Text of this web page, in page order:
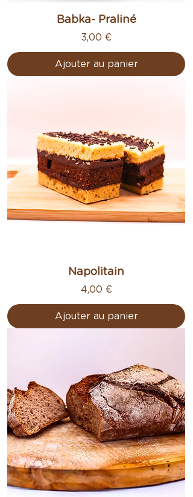
Babka- Praliné
Prix
3,00 €
Ajouter au panier
Napolitain
Prix
4,00 €
Ajouter au panier